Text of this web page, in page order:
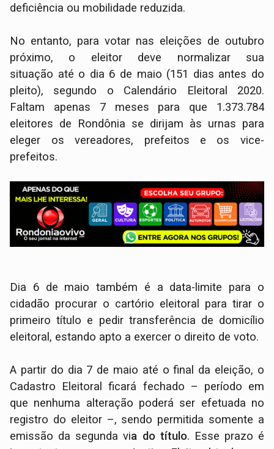
deficiência ou mobilidade reduzida.
No entanto, para votar nas eleições de outubro
próximo, o eleitor deve normalizar sua
situação até o dia 6 de maio (151 dias antes do
pleito), segundo o Calendário Eleitoral 2020.
Faltam apenas 7 meses para que 1.373.784
eleitores de Rondônia se dirijam às urnas para
eleger os vereadores, prefeitos e os vice-
prefeitos.
Dia 6 de maio também é a data-limite para o
cidadão procurar o cartório eleitoral para tirar o
primeiro título e pedir transferência de domicílio
eleitoral, estando apto a exercer o direito de voto.
A partir do dia 7 de maio até o final da eleição, o
Cadastro Eleitoral ficará fechado – período em
que nenhuma alteração poderá ser efetuada no
registro do eleitor –, sendo permitida somente a
emissão da segunda via do título. Esse prazo é